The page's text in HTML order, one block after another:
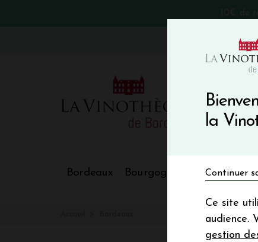
la
Continuer
Ce site
audience.
gestion
VinoBlog
Bordeaux Bourgogne Nos Régions